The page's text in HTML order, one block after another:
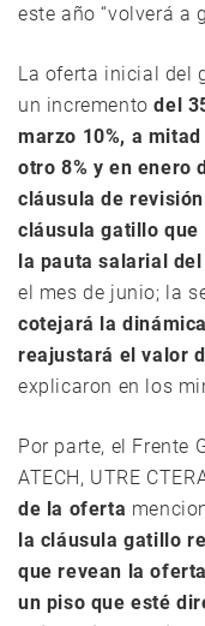
este año “volverá a
La oferta inicial del
un incrementodel
marzo 10%, a
otro 8% y en enero
cláusula de
cláusula gatillo
la pauta salarial del
el mes de junio; la
cotejará la
reajustará el valor
explicaron en los
Por parte, el Frente
ATECH, UTRE
de la oferta
la cláusula gatillo
que revean la
un piso que esté